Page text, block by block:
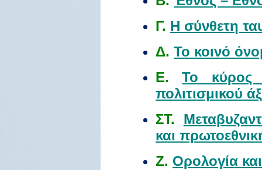
Γ. Η σύνθετη
Δ. Το κοινό
Ε.
Το κύρος
πολιτισμικού
ΣΤ.
και
Ζ. Ορολογία